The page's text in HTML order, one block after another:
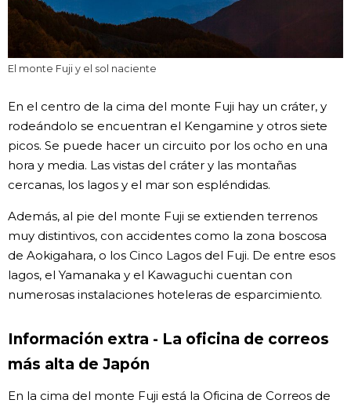
El monte Fuji y el sol naciente
En el centro de la cima del monte Fuji hay un cráter, y
rodeándolo se encuentran el Kengamine y otros siete
picos. Se puede hacer un circuito por los ocho en una
hora y media. Las vistas del cráter y las montañas
cercanas, los lagos y el mar son espléndidas.
Además, al pie del monte Fuji se extienden terrenos
muy distintivos, con accidentes como la zona boscosa
de Aokigahara, o los Cinco Lagos del Fuji. De entre esos
lagos, el Yamanaka y el Kawaguchi cuentan con
numerosas instalaciones hoteleras de esparcimiento.
Información extra - La oficina de correos
más alta de Japón
En la cima del monte Fuji está la Oficina de Correos de